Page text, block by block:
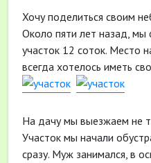
Хочу поделиться своим
Около пяти лет назад,
участок 12 соток. Место
всегда хотелось иметь
На дачу мы выезжаем не
Участок мы начали
сразу. Муж занимался, в